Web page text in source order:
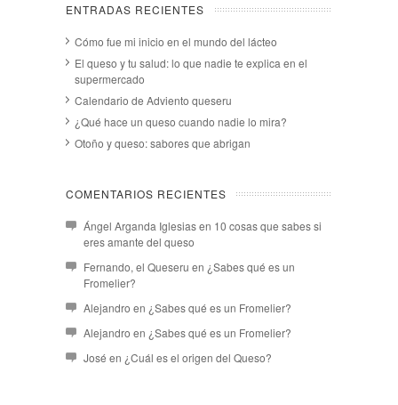
ENTRADAS RECIENTES
Cómo fue mi inicio en el mundo del lácteo
El queso y tu salud: lo que nadie te explica en el
supermercado
Calendario de Adviento queseru
¿Qué hace un queso cuando nadie lo mira?
Otoño y queso: sabores que abrigan
COMENTARIOS RECIENTES
Ángel Arganda Iglesiasen 10 cosas que sabes si
eres amante del queso
Fernando, el Queseru en ¿Sabes qué es un
Fromelier?
Alejandro en ¿Sabes qué es un Fromelier?
Alejandro en ¿Sabes qué es un Fromelier?
José en ¿Cuál es el origen del Queso?